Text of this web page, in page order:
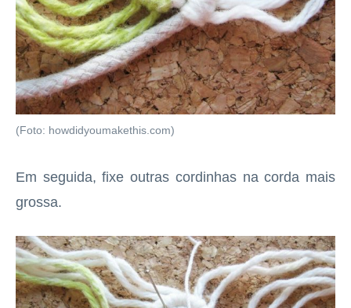
(Foto: howdidyoumakethis.com)
Em seguida, fixe outras cordinhas na corda mais
grossa.